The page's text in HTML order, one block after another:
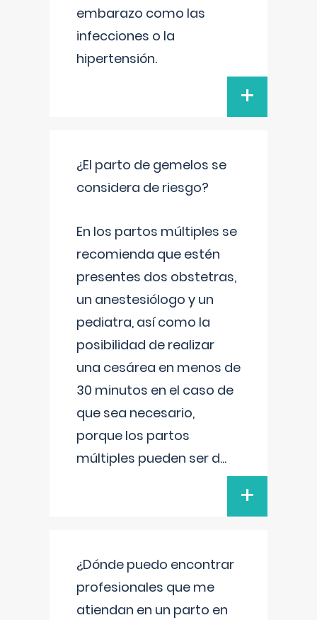
embarazo como las
infecciones o la
hipertensión.
+
¿El parto de gemelos se
considera de riesgo?
En los partos múltiples se
recomienda que estén
presentes dos obstetras,
un anestesiólogo y un
pediatra, así como la
posibilidad de realizar
una cesárea en menos de
30 minutos en el caso de
que sea necesario,
porque los partos
múltiples pueden ser d...
+
¿Dónde puedo encontrar
profesionales que me
atiendan en un parto en